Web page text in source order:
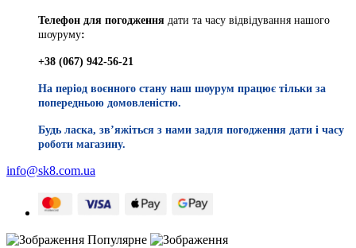
Телефон для погодження дати та часу відвідування нашого
шоуруму:
+38 (067) 942-56-21
На період воєнного стану наш шоурум працює тільки за
попередньою домовленістю.
Будь ласка, звʼяжіться з нами задля погодження дати і часу
роботи магазину.
info@sk8.com.ua
Популярне